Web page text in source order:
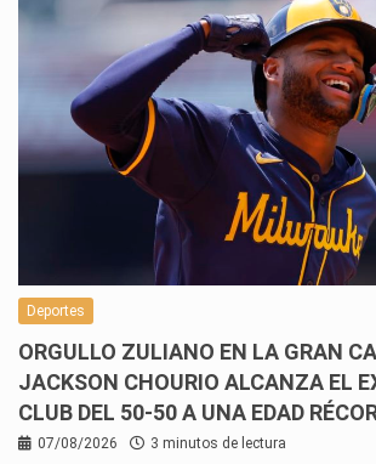
Deportes
ORGULLO ZULIANO EN LA GRAN
JACKSON CHOURIO ALCANZA EL
CLUB DEL 50-50 A UNA EDAD
07/08/2026 3 minutos de lectura